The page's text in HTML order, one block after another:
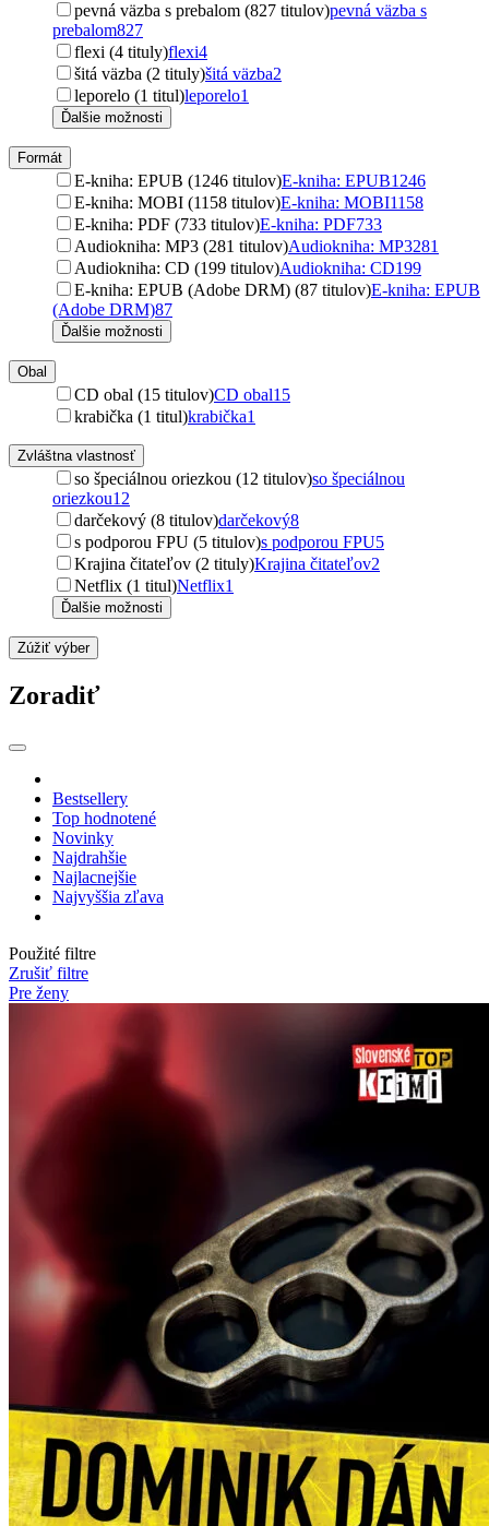
pevná väzba s prebalom (827 titulov)pevná väzba s
prebalom827
flexi (4 tituly)flexi4
šitá väzba (2 tituly)šitá väzba2
leporelo (1 titul)leporelo1
Ďalšie možnosti
Formát
E-kniha: EPUB (1246 titulov)E-kniha: EPUB1246
E-kniha: MOBI (1158 titulov)E-kniha: MOBI1158
E-kniha: PDF (733 titulov)E-kniha: PDF733
Audiokniha: MP3 (281 titulov)Audiokniha: MP3281
Audiokniha: CD (199 titulov)Audiokniha: CD199
E-kniha: EPUB (Adobe DRM) (87 titulov)E-kniha: EPUB
(Adobe DRM)87
Ďalšie možnosti
Obal
CD obal (15 titulov)CD obal15
krabička (1 titul)krabička1
Zvláštna vlastnosť
so špeciálnou oriezkou (12 titulov)so špeciálnou
oriezkou12
darčekový (8 titulov)darčekový8
s podporou FPU (5 titulov)s podporou FPU5
Krajina čitateľov (2 tituly)Krajina čitateľov2
Netflix (1 titul)Netflix1
Ďalšie možnosti
Zúžiť výber
Zoradiť
Bestsellery
Top hodnotené
Novinky
Najdrahšie
Najlacnejšie
Najvyššia zľava
Použité filtre
Zrušiť filtre
Pre ženy